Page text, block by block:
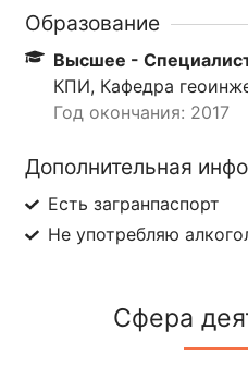
Образование
Высшее -
КПИ, Кафедра
Год окончания: 2017
Дополнительная
Есть загранпаспорт
Не употребляю
Сфера